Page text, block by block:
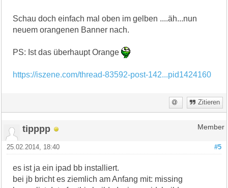
Schau doch einfach mal oben im gelben ....äh...nun
neuem orangenen Banner nach.
PS: Ist das überhaupt Orange
https://iszene.com/thread-83592-post-142...pid1424160
Zitieren
tipppp Member
#5
25.02.2014, 18:40
es ist ja ein ipad bb installiert.
bei jb bricht es ziemlich am Anfang mit: missing